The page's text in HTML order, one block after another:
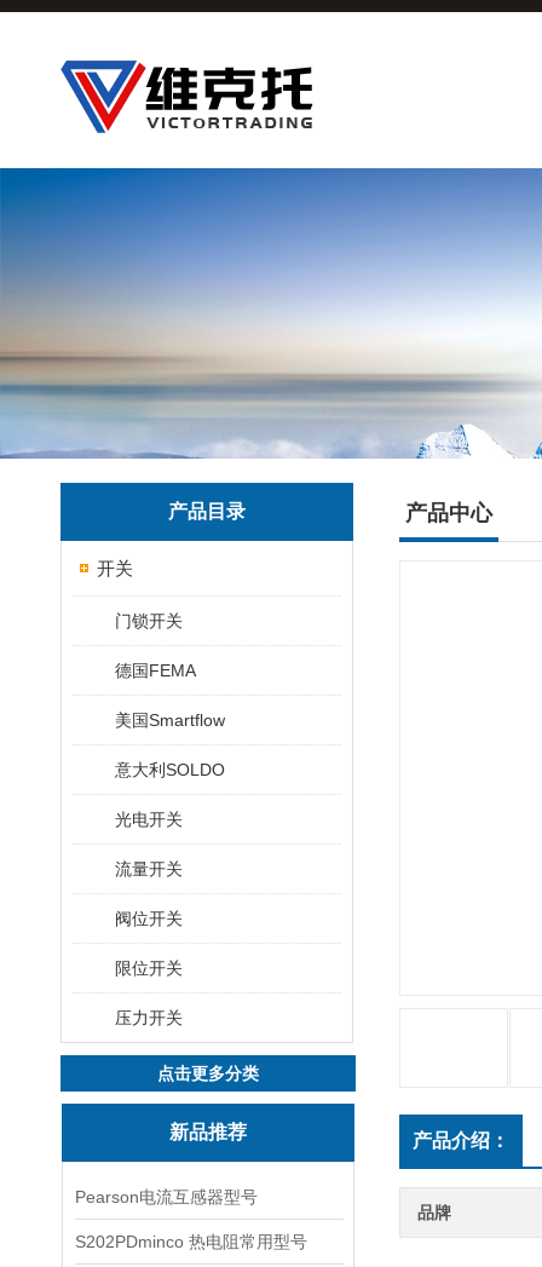
产品目录
开关
门锁开关
德国FEMA
美国Smartflow
意大利SOLDO
光电开关
流量开关
阀位开关
限位开关
压力开关
点击更多分类
新品推荐
Pearson电流互感器型号
S202PDminco 热电阻常用型号
产品中心
产品介绍：
品牌